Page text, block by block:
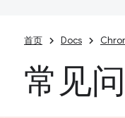
首页 Docs
常见